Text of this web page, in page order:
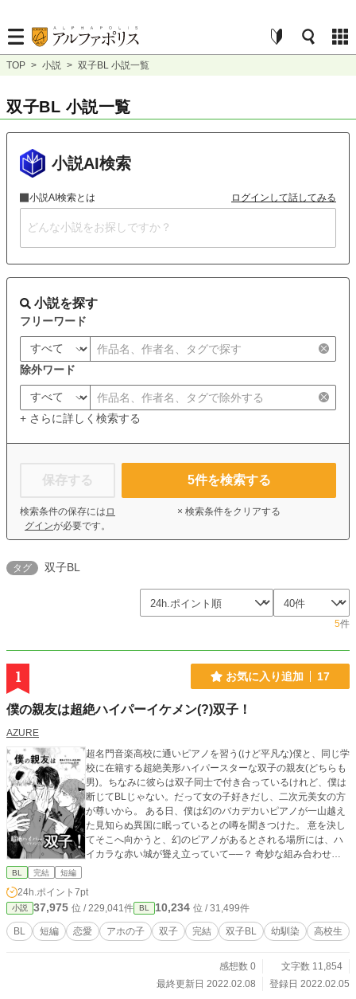
TOP > 小説 > 双子BL 小説一覧
双子BL 小説一覧
小説AI検索
小説AI検索とは ログインして話してみる
小説を探す
フリーワード
除外ワード
+ さらに詳しく検索する
保存する
検索条件の保存には ロ
グインが必要です。
5件を検索する
× 検索条件をクリアする
タグ 双子BL
5件
1 お気に入り追加 17
僕の親友は超絶ハイパーイケメン(?)双子！
AZURE
超名門音楽高校に通いピアノを習う(けど平凡な)僕と、同じ学
校に在籍する超絶美形ハイパースターな双子の親友(どちらも
男)。ちなみに彼らは双子同士で付き合っているけれど、僕は
断じてBLじゃない。だって女の子好きだし、二次元美女の方
が尊いから。 ある日、僕は幻のバカデカいピアノが一山越え
た見知らぬ異国に眠っているとの噂を聞きつけた。 意を決し
てそこへ向かうと、幻のピアノがあるとされる場所には、ハ
イカラな赤い城が聳え立っていて──？ 奇妙な組み合わせの
※こちらは、他サイトで掲載中の超絶シリアスな拙作BL小説
『Suite 〜君の名の、組曲〜』のスピンオフ作品です。しか
し、『僕の親友〜』は本編を読んでいない方でもお楽しみい
ただけると思います。 ※さらにさらに、こちらはRU様の創
す。RU様、この度は拙作とクロスオーバーさせていただいて
ありがとうございました！
BL 完結 短編
24h.ポイント 7pt
小説 37,975 位 / 229,041件 BL 10,234 位 / 31,499件
BL 短編 恋愛 アホの子 双子 完結 双子BL 幼馴染 高校生
感想数 0
文字数 11,854
最終更新日 2022.02.08
登録日 2022.02.05